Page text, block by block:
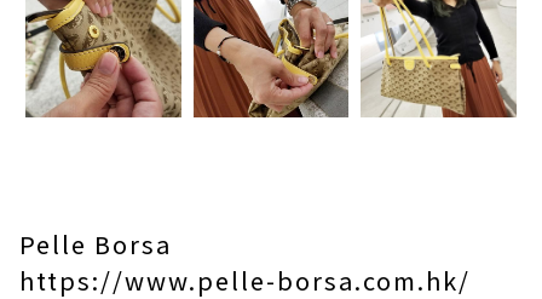
Pelle Borsa
https://www.pelle-borsa.com.hk/